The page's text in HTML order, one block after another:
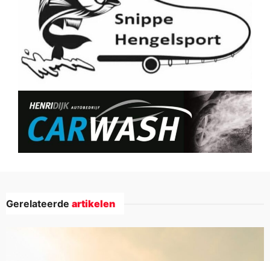
Gerelateerde artikelen